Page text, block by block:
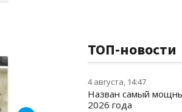
ТОП-новости
4 августа, 14:47
Назван самый
2026 года